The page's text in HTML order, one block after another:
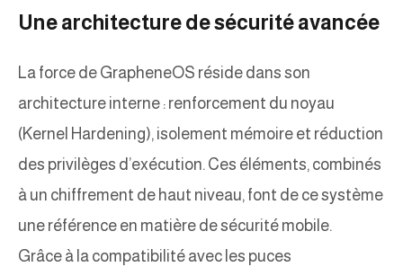
Une architecture de sécurité avancée
La force de GrapheneOS réside dans son
architecture interne : renforcement du noyau
(Kernel Hardening), isolement mémoire et réduction
des privilèges d’exécution. Ces éléments, combinés
à un chiffrement de haut niveau, font de ce système
une référence en matière de sécurité mobile.
Grâce à la compatibilité avec les puces